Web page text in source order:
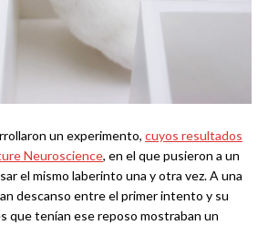
un experimento, cuyos resultados
Neuroscience, en el que pusieron a un
el mismo laberinto una y otra vez. A una
descanso entre el primer intento y su
que tenían ese reposo mostraban un